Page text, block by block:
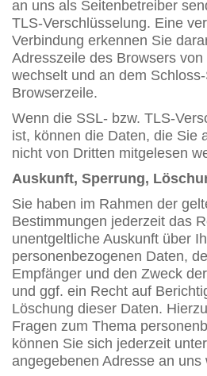
an uns als Seitenbetreiber
TLS-Verschlüsselung. Eine
Verbindung erkennen Sie
Adresszeile des Browsers von
wechselt und an dem
Browserzeile.
Wenn die SSL- bzw. TLS-
ist, können die Daten, die Sie
nicht von Dritten mitgelesen
Auskunft, Sperrung,
Sie haben im Rahmen der
Bestimmungen jederzeit das
unentgeltliche Auskunft über
personenbezogenen Daten,
Empfänger und den Zweck
und ggf. ein Recht auf
Löschung dieser Daten.
Fragen zum Thema
können Sie sich jederzeit
angegebenen Adresse an uns